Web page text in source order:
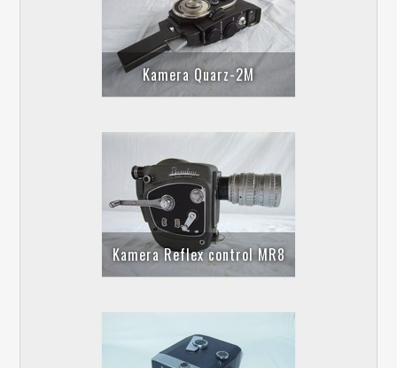
Kamera Quarz-2M
Kamera Reflex control MR8